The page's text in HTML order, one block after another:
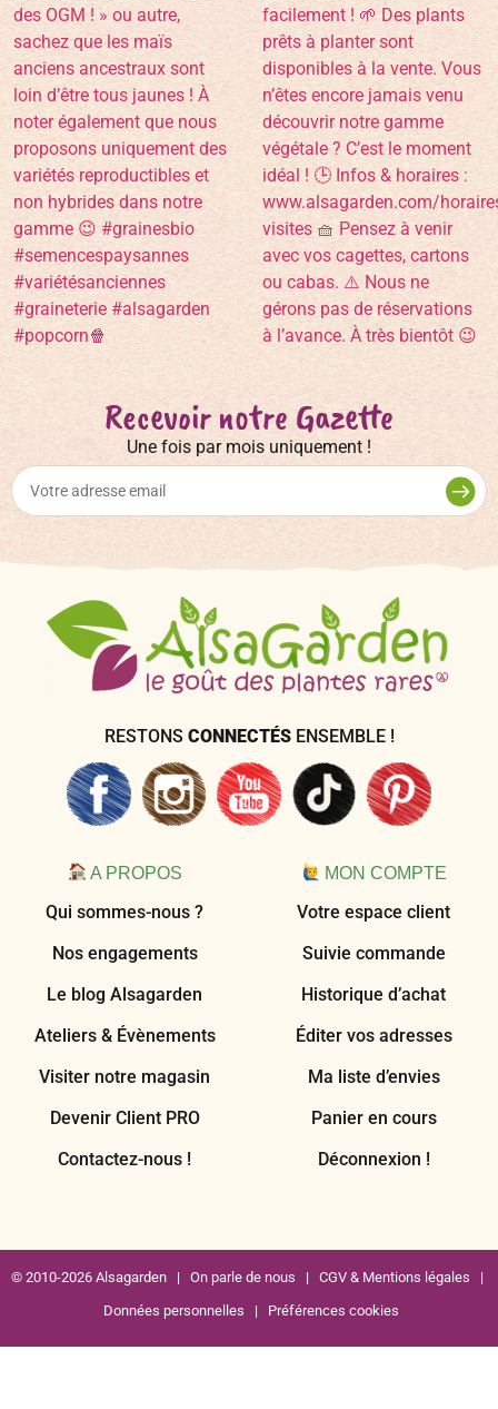
Recevoir notre Gazette
Une fois par mois uniquement !
RESTONS CONNECTÉS ENSEMBLE !
A PROPOS
Qui sommes-nous ?
Nos engagements
Le blog Alsagarden
Ateliers & Évènements
Visiter notre magasin
Devenir Client PRO
Contactez-nous !
MON COMPTE
Votre espace client
Suivie commande
Historique d’achat
Éditer vos adresses
Ma liste d’envies
Panier en cours
Déconnexion !
© 2010-2026 Alsagarden | On parle de nous | CGV & Mentions légales |
Données personnelles | Préférences cookies